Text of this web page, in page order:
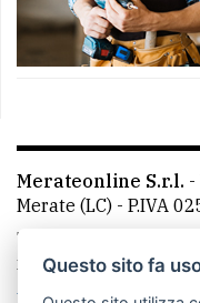
Merateonline S.r.l. -
Merate (LC) - P.IVA
Telefono:
mail:Questo sito fa